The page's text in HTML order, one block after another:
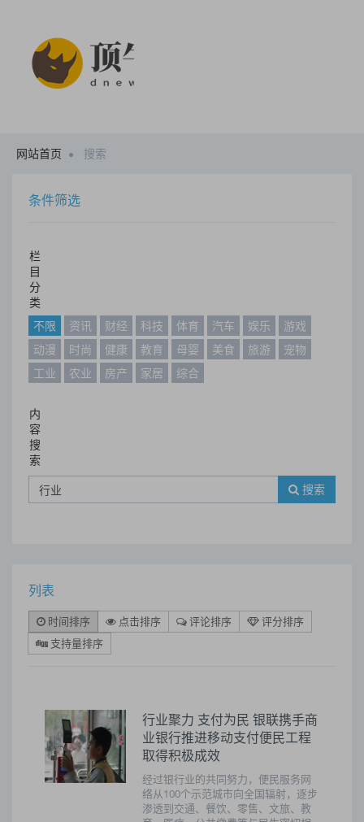
网站首页 搜索
条件筛选
栏
目
分
类
不限
资讯 财经 科技 体育 汽车 娱乐
游戏
动漫
时尚 健康 教育 母婴 美食 旅游
宠物
工业
农业 房产 家居 综合
内
容
搜
索
搜索
列表
时间排序 点击排序 评论排序
评分排序
支持量排序
行业聚力 支付为民 银联携手商
业银行推进移动支付便民工程
取得积极成效
经过银行业的共同努力，便民服务网
络从100个示范城市向全国辐射，逐步
渗透到交通、餐饮、零售、文旅、教